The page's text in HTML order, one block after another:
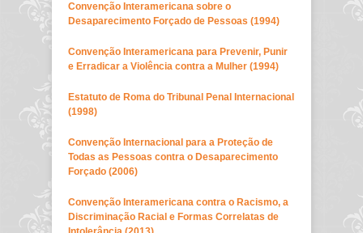
Convenção Interamericana sobre o
Desaparecimento Forçado de Pessoas (1994)
Convenção Interamericana para Prevenir, Punir
e Erradicar a Violência contra a Mulher (1994)
Estatuto de Roma do Tribunal Penal Internacional
(1998)
Convenção Internacional para a Proteção de
Todas as Pessoas contra o Desaparecimento
Forçado (2006)
Convenção Interamericana contra o Racismo, a
Discriminação Racial e Formas Correlatas de